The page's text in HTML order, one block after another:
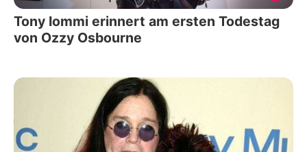
Tony Iommi erinnert am ersten Todestag
von Ozzy Osbourne